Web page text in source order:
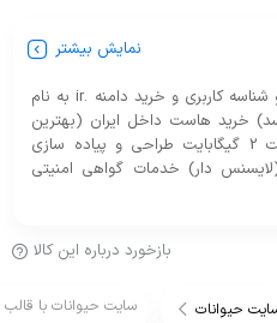
نمایش بیشتر
خدمات ما: ثبت نام اکانت ایرنیک و شناسه کاربری و خرید دامنه .ir به نام
خرید هاست داخل ایران (بهترین
هاست) با پهنای باند بالا با ظرفیت 2 گیگابایت طراحی و پیاده سازی
دار) خدمات گواهی امنیتی
بازخورد درباره این کالا
حیوانات سایت حیوانات با قالب